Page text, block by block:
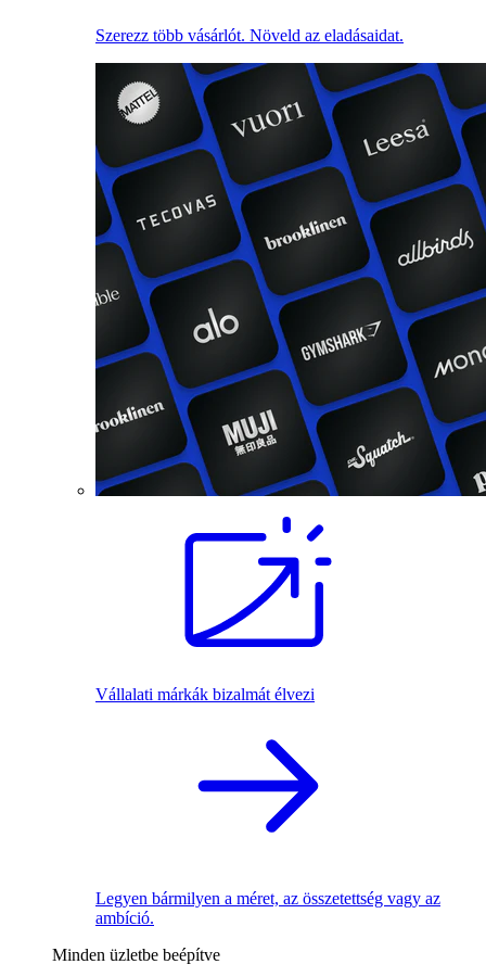
Szerezz több vásárlót. Növeld az eladásaidat.
Vállalati márkák bizalmát élvezi
Legyen bármilyen a méret, az összetettség vagy az
ambíció.
Minden üzletbe beépítve